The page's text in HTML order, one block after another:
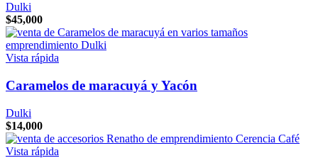
Dulki
$45,000
Vista rápida
Caramelos de maracuyá y Yacón
Dulki
$14,000
Vista rápida